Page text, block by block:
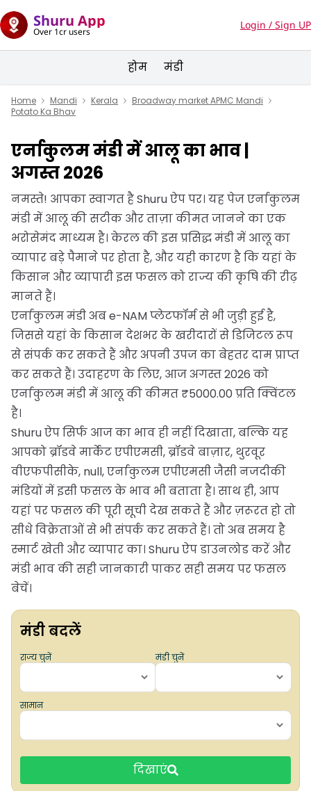
Shuru App
Over 1cr users
Login / Sign UP
होम मंडी
Home Mandi Kerala
Broadway market APMC Mandi
Potato Ka Bhav
एर्नाकुलम मंडी में आलू का भाव |
अगस्त 2026
नमस्ते! आपका स्वागत है Shuru ऐप पर। यह पेज एर्नाकुलम
मंडी में आलू की सटीक और ताज़ा कीमत जानने का एक
भरोसेमंद माध्यम है। केरल की इस प्रसिद्ध मंडी में आलू का
व्यापार बड़े पैमाने पर होता है, और यही कारण है कि यहां के
किसान और व्यापारी इस फसल को राज्य की कृषि की रीढ़
मानते हैं।
एर्नाकुलम मंडी अब e-NAM प्लेटफॉर्म से भी जुड़ी हुई है,
जिससे यहां के किसान देशभर के खरीदारों से डिजिटल रूप
से संपर्क कर सकते हैं और अपनी उपज का बेहतर दाम प्राप्त
कर सकते हैं। उदाहरण के लिए, आज अगस्त 2026 को
एर्नाकुलम मंडी में आलू की कीमत ₹5000.00 प्रति क्विंटल
है।
Shuru ऐप सिर्फ आज का भाव ही नहीं दिखाता, बल्कि यह
आपको ब्रॉडवे मार्केट एपीएमसी, ब्रॉडवे बाज़ार, थुरवूर
वीएफपीसीके, null, एर्नाकुलम एपीएमसी जैसी नजदीकी
मंडियों में इसी फसल के भाव भी बताता है। साथ ही, आप
यहां पर फसल की पूरी सूची देख सकते हैं और ज़रूरत हो तो
सीधे विक्रेताओं से भी संपर्क कर सकते हैं। तो अब समय है
स्मार्ट खेती और व्यापार का। Shuru ऐप डाउनलोड करें और
मंडी भाव की सही जानकारी पाकर सही समय पर फसल
बेचें।
मंडी बदलें
राज्य चुनें मंडी चुनें
सामान
दिखाएं